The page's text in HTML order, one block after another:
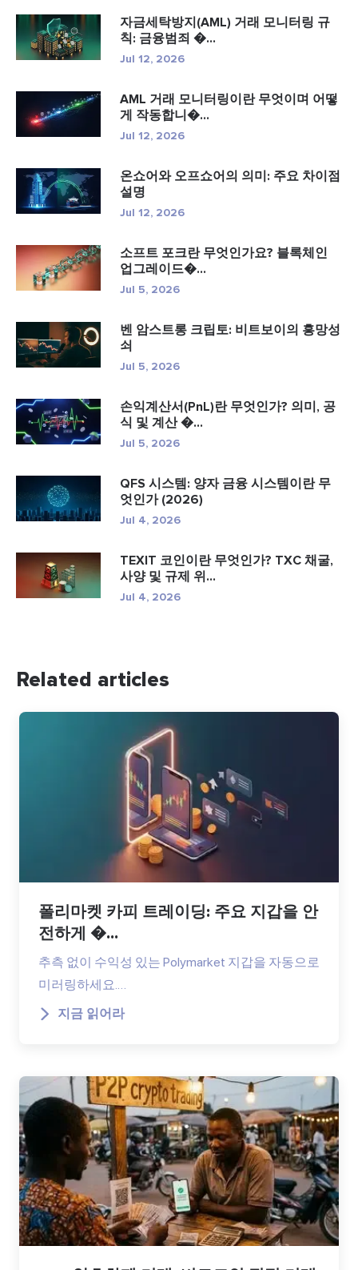
자금세탁방지(AML) 거래 모니터링 규
칙: 금융범죄 �...
Jul 12, 2026
AML 거래 모니터링이란 무엇이며 어떻
게 작동합니�...
Jul 12, 2026
온쇼어와 오프쇼어의 의미: 주요 차이점
설명
Jul 12, 2026
소프트 포크란 무엇인가요? 블록체인
업그레이드�...
Jul 5, 2026
벤 암스트롱 크립토: 비트보이의 흥망성
쇠
Jul 5, 2026
손익계산서(PnL)란 무엇인가? 의미, 공
식 및 계산 �...
Jul 5, 2026
QFS 시스템: 양자 금융 시스템이란 무
엇인가 (2026)
Jul 4, 2026
TEXIT 코인이란 무엇인가? TXC 채굴,
사양 및 규제 위...
Jul 4, 2026
Related articles
폴리마켓 카피 트레이딩: 주요 지갑을 안
전하게 �...
추측 없이 수익성 있는 Polymarket 지갑을 자동으로
미러링하세요.…
지금 읽어라